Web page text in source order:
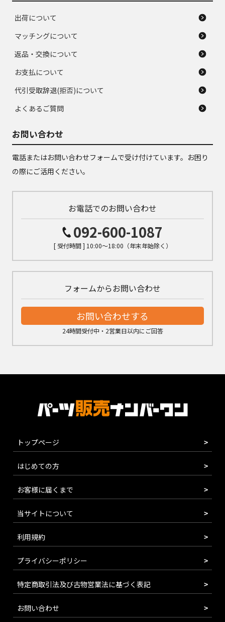
出荷について
マッチングについて
返品・交換について
お支払について
代引受取辞退(拒否)について
よくあるご質問
お問い合わせ
電話またはお問い合わせフォームで受け付けています。お困り
の際にご活用ください。
お電話でのお問い合わせ
092-600-1087
[ 受付時間 ] 10:00～18:00（年末年始除く）
フォームからお問い合わせ
お問い合わせする
24時間受付中・2営業日以内にご回答
トップページ
はじめての方
お客様に届くまで
当サイトについて
利用規約
プライバシーポリシー
特定商取引法及び古物営業法に基づく表記
お問い合わせ